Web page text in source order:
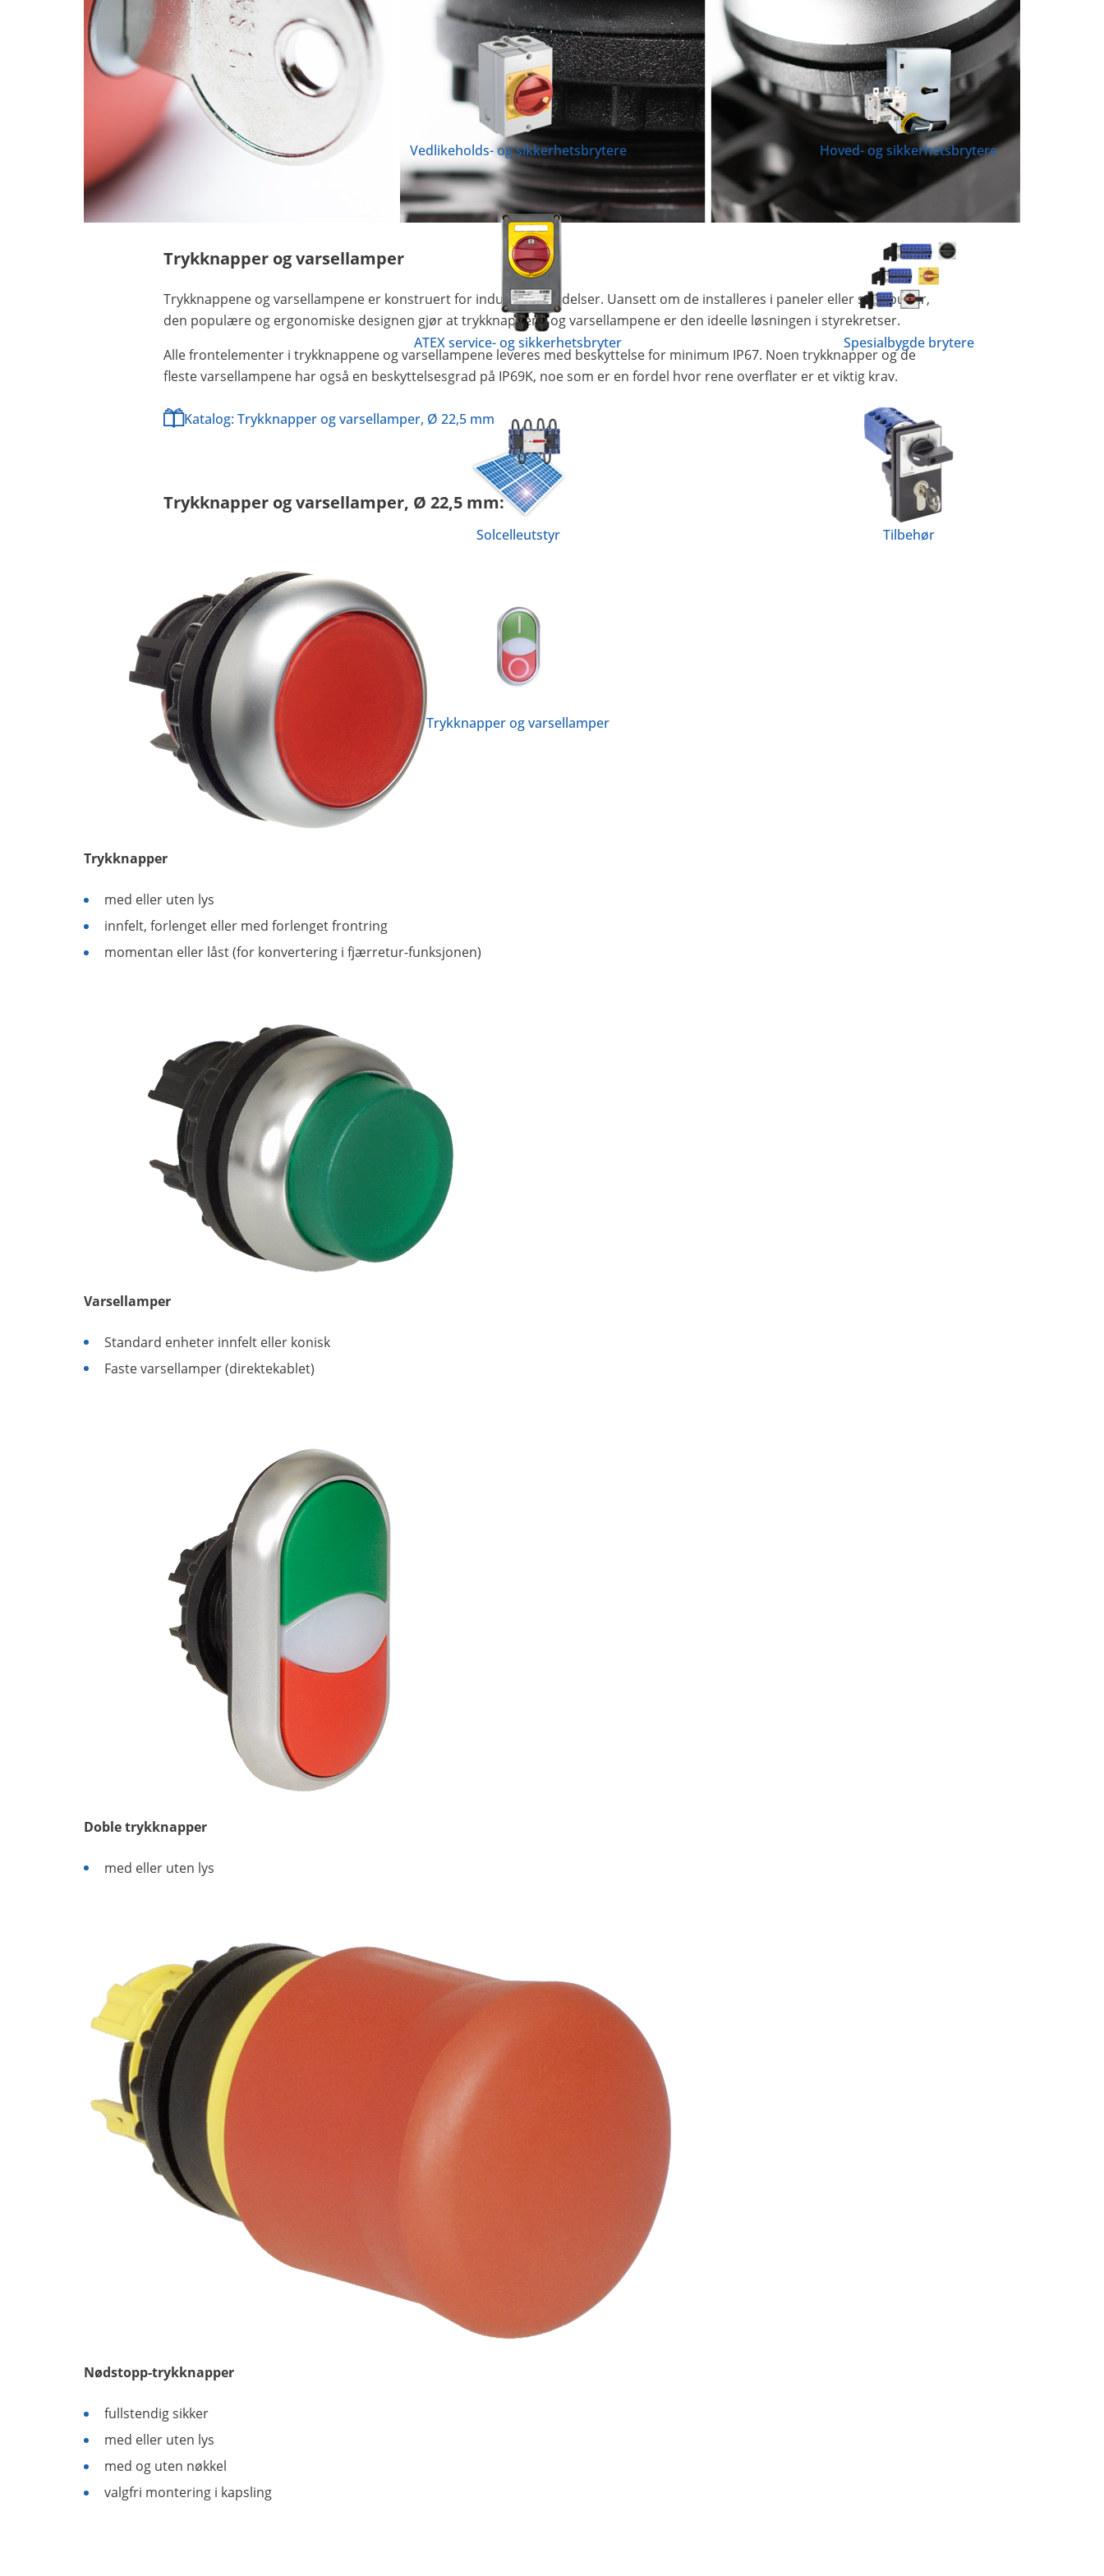
Vedlikeholds- og sikkerhetsbrytere Hoved- og sikkerhetsbrytere
ATEX service- og sikkerhetsbryter Spesialbygde brytere
Solcelleutstyr Tilbehør
Trykknapper og varsellamper
Trykknapper og varsellamper
Trykknappene og varsellampene er konstruert for industrianvendelser. Uansett om de installeres i paneler eller styrepulter,
den populære og ergonomiske designen gjør at trykknappene og varsellampene er den ideelle løsningen i styrekretser.
Alle frontelementer i trykknappene og varsellampene leveres med beskyttelse for minimum IP67. Noen trykknapper og de
fleste varsellampene har også en beskyttelsesgrad på IP69K, noe som er en fordel hvor rene overflater er et viktig krav.
Katalog: Trykknapper og varsellamper, Ø 22,5 mm
Trykknapper og varsellamper, Ø 22,5 mm:
Trykknapper
med eller uten lys
innfelt, forlenget eller med forlenget frontring
momentan eller låst (for konvertering i fjærretur-funksjonen)
Varsellamper
Standard enheter innfelt eller konisk
Faste varsellamper (direktekablet)
Doble trykknapper
med eller uten lys
Nødstopp-trykknapper
fullstendig sikker
med eller uten lys
med og uten nøkkel
valgfri montering i kapsling